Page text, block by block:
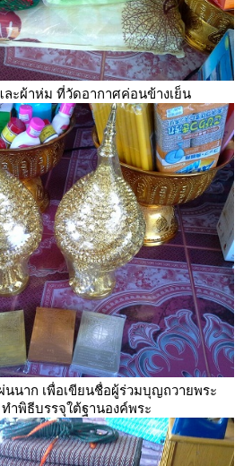
ละผ้าห่ม ที่วัดอากาศค่อนข้างเย็น
นาก เพื่อเขียนชื่อผู้ร่วมบุญถวายพระ
ำพิธีบรรจุใต้ฐานองค์พระ